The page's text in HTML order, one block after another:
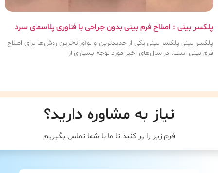
پلکسر بینی : اصلاح فرم بینی بدون جراحی با فناوری پلاسمای سرد
پلکسر بینی پلکسر بینی یکی از جدیدترین و نوآورانه‌ترین روش‌ها برای اصلاح
فرم بینی است. در سال‌های اخیر مورد توجه بسیاری از
نیاز به مشاوره دارید؟
فرم زیر را پر کنید تا ما با شما تماس بگیریم